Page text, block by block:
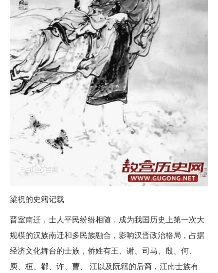
梁祝的史籍记载
晋室南迁，士人平民纷纷相随，成为我国历史上第一次大
规模的汉族南迁和多民族融合，影响汉晋政治格局，占据
经济文化舞台的士族，侨姓有王、谢、司马、殷、何、
庾、桓、郗、许、曹、 江以及阮籍的后裔，江南士族有